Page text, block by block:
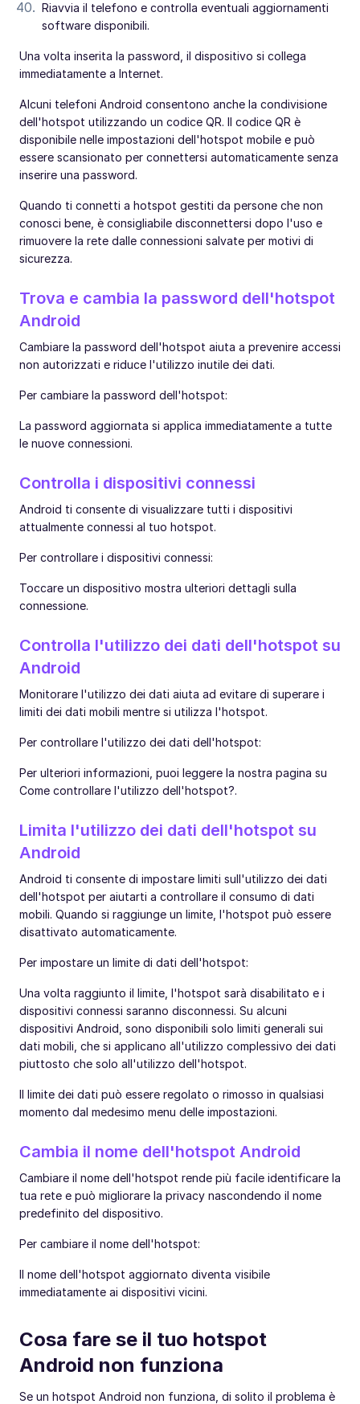
Riavvia il telefono e controlla eventuali aggiornamenti
software disponibili.
Una volta inserita la password, il dispositivo si collega
immediatamente a Internet.
Alcuni telefoni Android consentono anche la condivisione
dell'hotspot utilizzando un codice QR. Il codice QR è
disponibile nelle impostazioni dell'hotspot mobile e può
essere scansionato per connettersi automaticamente senza
inserire una password.
Quando ti connetti a hotspot gestiti da persone che non
conosci bene, è consigliabile disconnettersi dopo l'uso e
rimuovere la rete dalle connessioni salvate per motivi di
sicurezza.
Trova e cambia la password dell'hotspot
Android
Cambiare la password dell'hotspot aiuta a prevenire accessi
non autorizzati e riduce l'utilizzo inutile dei dati.
Per cambiare la password dell'hotspot:
La password aggiornata si applica immediatamente a tutte
le nuove connessioni.
Controlla i dispositivi connessi
Android ti consente di visualizzare tutti i dispositivi
attualmente connessi al tuo hotspot.
Per controllare i dispositivi connessi:
Toccare un dispositivo mostra ulteriori dettagli sulla
connessione.
Controlla l'utilizzo dei dati dell'hotspot su
Android
Monitorare l'utilizzo dei dati aiuta ad evitare di superare i
limiti dei dati mobili mentre si utilizza l'hotspot.
Per controllare l'utilizzo dei dati dell'hotspot:
Per ulteriori informazioni, puoi leggere la nostra pagina su
Come controllare l'utilizzo dell'hotspot?.
Limita l'utilizzo dei dati dell'hotspot su
Android
Android ti consente di impostare limiti sull'utilizzo dei dati
dell'hotspot per aiutarti a controllare il consumo di dati
mobili. Quando si raggiunge un limite, l'hotspot può essere
disattivato automaticamente.
Per impostare un limite di dati dell'hotspot:
Una volta raggiunto il limite, l'hotspot sarà disabilitato e i
dispositivi connessi saranno disconnessi. Su alcuni
dispositivi Android, sono disponibili solo limiti generali sui
dati mobili, che si applicano all'utilizzo complessivo dei dati
piuttosto che solo all'utilizzo dell'hotspot.
Il limite dei dati può essere regolato o rimosso in qualsiasi
momento dal medesimo menu delle impostazioni.
Cambia il nome dell'hotspot Android
Cambiare il nome dell'hotspot rende più facile identificare la
tua rete e può migliorare la privacy nascondendo il nome
predefinito del dispositivo.
Per cambiare il nome dell'hotspot:
Il nome dell'hotspot aggiornato diventa visibile
immediatamente ai dispositivi vicini.
Cosa fare se il tuo hotspot
Android non funziona
Se un hotspot Android non funziona, di solito il problema è